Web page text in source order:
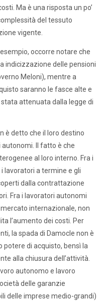
Ma è una risposta un po’
del tessuto
vigente.
occorre notare che
indicizzazione delle pensioni
Meloni), mentre a
saranno le fasce alte e
attenuata dalla legge di
è detto che il loro destino
Il fatto è che
al loro interno. Fra i
lavoratori a termine e gli
dalla contrattazione
Fra i lavoratori autonomi
internazionale, non
l’aumento dei costi. Per
la spada di Damocle non è
potere di acquisto, bensì la
alla chiusura dell’attività.
autonomo e lavoro
delle garanzie
delle imprese medio-grandi)